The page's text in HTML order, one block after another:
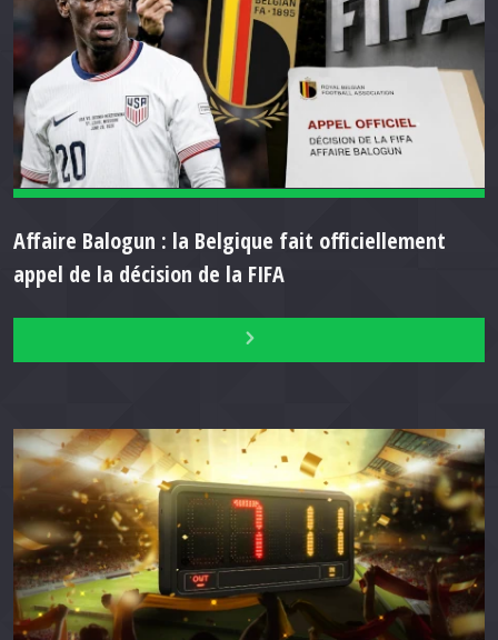
Affaire Balogun : la Belgique fait officiellement
appel de la décision de la FIFA